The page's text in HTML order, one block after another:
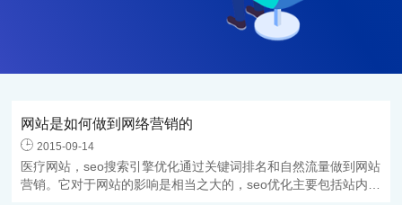
网站是如何做到网络营销的
2015-09-14
医疗网站，seo搜索引擎优化通过关键词排名和自然流量做到网站
营销。它对于网站的影响是相当之大的，seo优化主要包括站内优